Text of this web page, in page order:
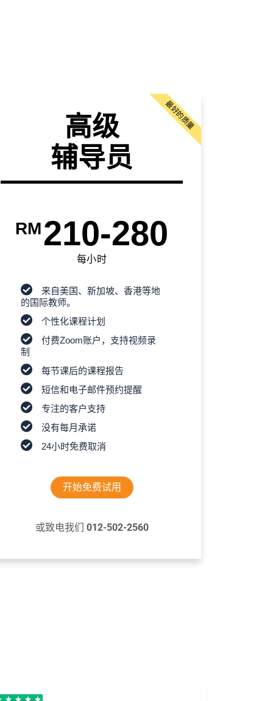
高级
辅导员
RM210-280
每小时
来自美国、新加坡、香港等地
的国际教师。
个性化课程计划
付费Zoom账户，支持视频录
制
每节课后的课程报告
短信和电子邮件预约提醒
专注的客户支持
没有每月承诺
24小时免费取消
开始免费试用
或致电我们 012-502-2560
最好的质量